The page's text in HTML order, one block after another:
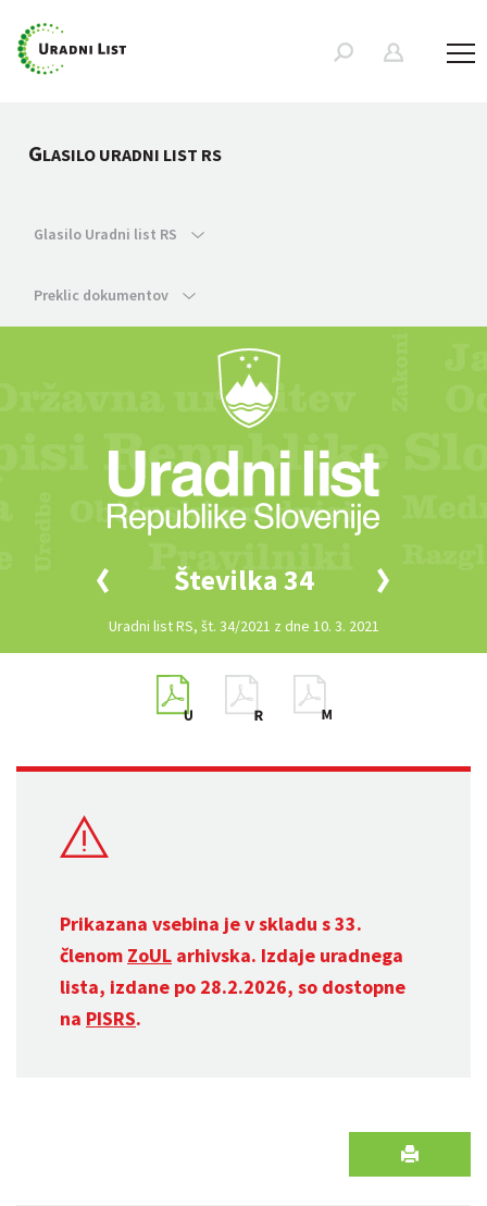
GLASILO URADNI LIST RS
Glasilo Uradni list RS
Preklic dokumentov
Številka 34
Uradni list RS, št. 34/2021 z dne 10. 3. 2021
Prikazana vsebina je v skladu s 33.
členom ZoUL arhivska. Izdaje uradnega
lista, izdane po 28.2.2026, so dostopne
na PISRS.